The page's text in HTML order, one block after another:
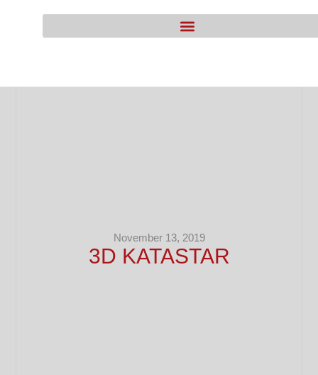
November 13, 2019
3D KATASTAR